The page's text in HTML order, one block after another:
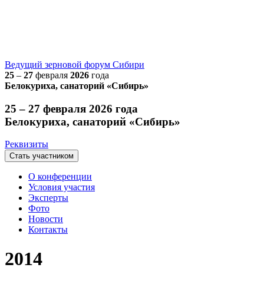
Ведущий зерновой форум Сибири
25 – 27 февраля 2026 года
Белокуриха, санаторий «Сибирь»
25 – 27 февраля 2026 года
Белокуриха, санаторий «Сибирь»
Реквизиты
Стать участником
О конференции
Условия участия
Эксперты
Фото
Новости
Контакты
2014